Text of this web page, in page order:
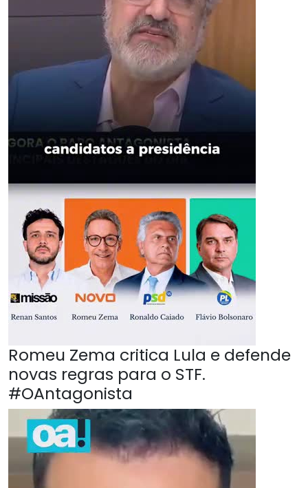
Romeu Zema critica Lula e defende
novas regras para o STF.
#OAntagonista